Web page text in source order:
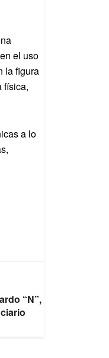
el uso
la figura
física,
a lo
“N”,